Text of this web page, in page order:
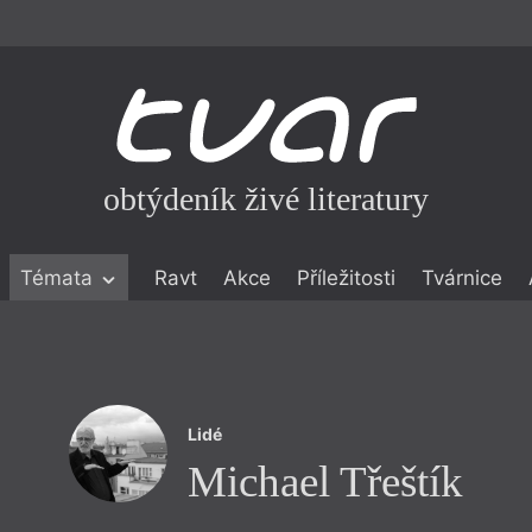
obtýdeník živé literatury
Témata Ravt Akce Příležitosti Tvárnice
Lidé
Michael Třeštík